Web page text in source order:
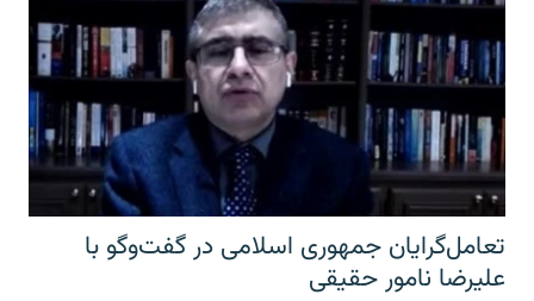
تعامل‌گرایان جمهوری اسلامی در گفت‌وگو با
علیرضا نامور حقیقی